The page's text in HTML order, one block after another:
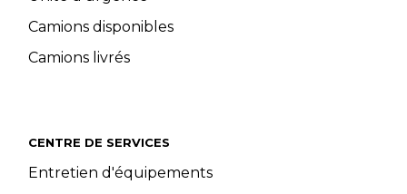
Camions disponibles
Camions livrés
CENTRE DE SERVICES
Entretien d'équipements